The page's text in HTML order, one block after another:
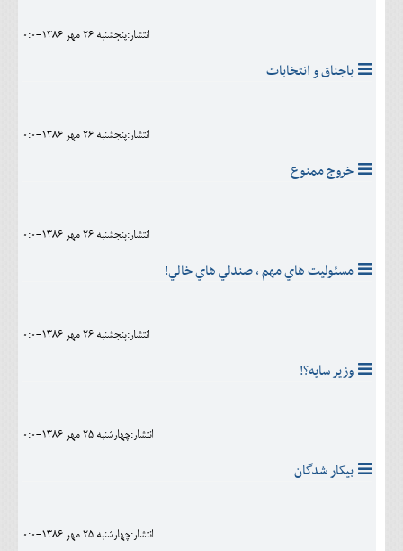
انتشار:پنجشنبه 26 مهر 1386-0:0
باجناق و انتخابات
انتشار:پنجشنبه 26 مهر 1386-0:0
خروج ممنوع
انتشار:پنجشنبه 26 مهر 1386-0:0
مسئوليت هاي مهم ، صندلي هاي خالي!
انتشار:پنجشنبه 26 مهر 1386-0:0
وزير سايه؟!
انتشار:چهارشنبه 25 مهر 1386-0:0
بيکار شدگان
انتشار:چهارشنبه 25 مهر 1386-0:0